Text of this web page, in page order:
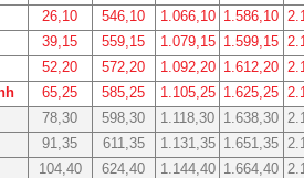
26,10
546,10 1.066,10 1.586,10
39,15
559,15 1.079,15 1.599,15
52,20
572,20 1.092,20 1.612,20
65,25
585,25 1.105,25 1.625,25
78,30
598,30 1.118,30 1.638,30
91,35
611,35 1.131,35 1.651,35
104,40
624,40 1.144,40 1.664,40